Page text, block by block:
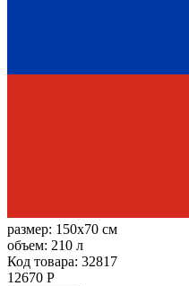
размер: 150x70 см
объем: 210 л
Код товара: 32817
12670 Р